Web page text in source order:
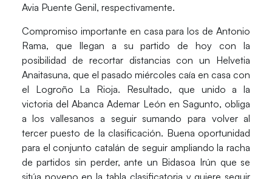
Avia Puente Genil, respectivamente.
Compromiso importante en casa para los deAntonio
Rama, que llegan a su partido de hoy con la
posibilidad de recortar distancias con un Helvetia
Anaitasuna, que el pasado miércoles caía en casa con
el Logroño La Rioja. Resultado, que unido a la
victoria del Abanca Ademar León en Sagunto, obliga
a los vallesanos a seguir sumando para volver al
tercer puesto de la clasificación. Buena oportunidad
para el conjunto catalán de seguir ampliando la racha
de partidos sin perder, ante un Bidasoa Irún que se
sitúa noveno en la tabla clasificatoria y quiere seguir